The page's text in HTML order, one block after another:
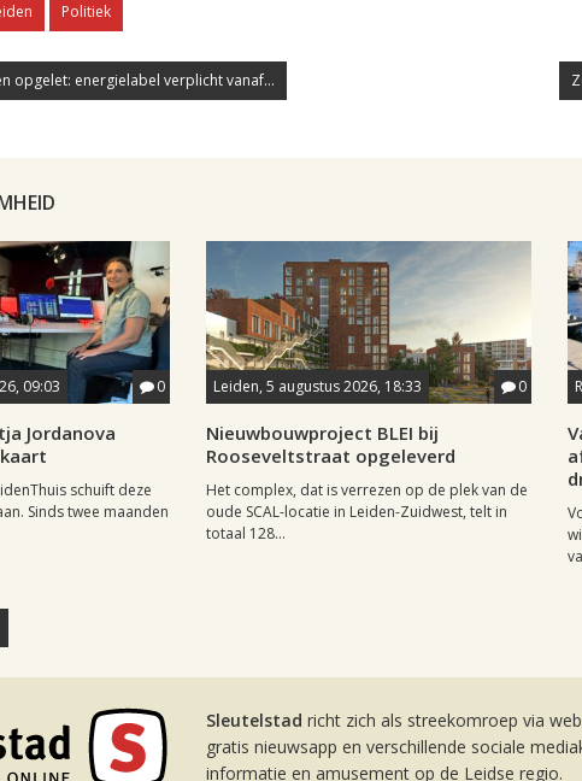
Politiek
opgelet: energielabel verplicht vanaf...
09:03 0
Jordanova
schuift deze
Sinds twee maanden
Leiden, 5 augustus 2026, 18:33 0
Nieuwbouwproject BLEI bij
Rooseveltstraat opgeleverd
Het complex, dat is verrezen op de plek van de
oude SCAL-locatie in Leiden-Zuidwest, telt in
totaal 128...
Sleutelstad richt zich als streekomroep via
gratis nieuwsapp en verschillende sociale
informatie en amusement op de Leidse regio.